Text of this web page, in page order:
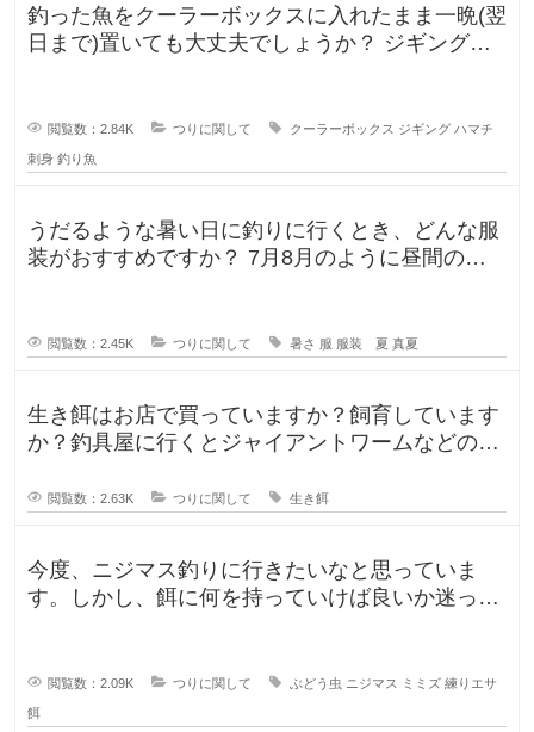
釣った魚をクーラーボックスに入れたまま一晩(翌
日まで)置いても大丈夫でしょうか？ ジギングに
閲覧数：2.84K つりに関して クーラーボックス ジギング ハマチ
刺身 釣り魚
うだるような暑い日に釣りに行くとき、どんな服
装がおすすめですか？ 7月8月のように昼間の気
閲覧数：2.45K つりに関して 暑さ 服 服装 夏 真夏
生き餌はお店で買っていますか？飼育しています
か？釣具屋に行くとジャイアントワームなどの生
閲覧数：2.63K つりに関して 生き餌
今度、ニジマス釣りに行きたいなと思っていま
す。しかし、餌に何を持っていけば良いか迷って
閲覧数：2.09K つりに関して ぶどう虫 ニジマス ミミズ 練りエサ
餌